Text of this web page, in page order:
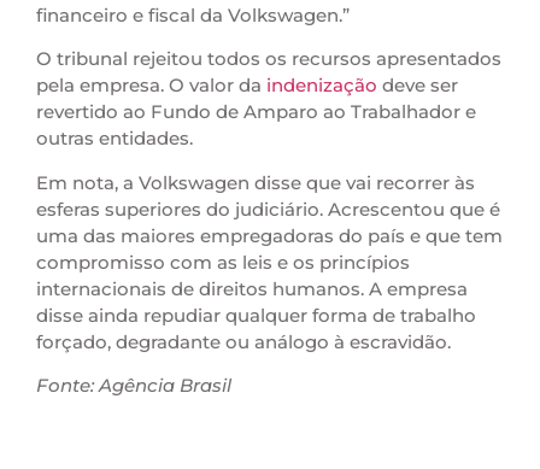
financeiro e fiscal da Volkswagen.”
O tribunal rejeitou todos os recursos apresentados
pela empresa. O valor da indenização deve ser
revertido ao Fundo de Amparo ao Trabalhador e
outras entidades.
Em nota, a Volkswagen disse que vai recorrer às
esferas superiores do judiciário. Acrescentou que é
uma das maiores empregadoras do país e que tem
compromisso com as leis e os princípios
internacionais de direitos humanos. A empresa
disse ainda repudiar qualquer forma de trabalho
forçado, degradante ou análogo à escravidão.
Fonte: Agência Brasil